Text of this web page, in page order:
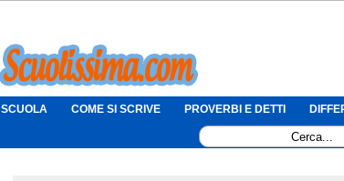
SCUOLA COME SI SCRIVE PROVERBI E DETTI